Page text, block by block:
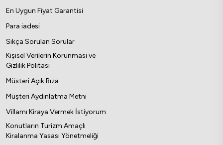
En Uygun Fiyat Garantisi
Para iadesi
Sıkça Sorulan Sorular
Kişisel Verilerin Korunması ve
Gizlilik Politası
Müsteri Açık Rıza
Müşteri Aydınlatma Metni
Villamı Kiraya Vermek İstiyorum
Konutların Turizm Amaçlı
Kiralanma Yasası Yönetmeliği